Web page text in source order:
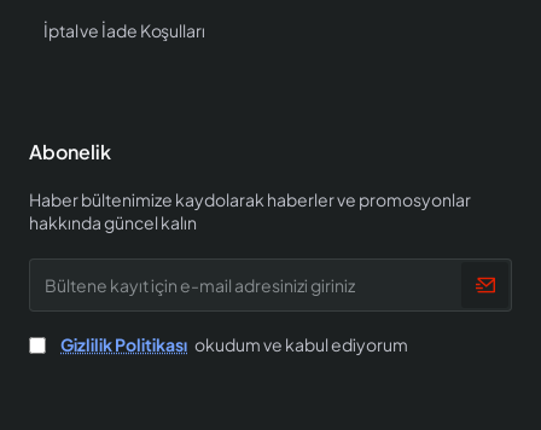
İptal ve İade Koşulları
Abonelik
Haber bültenimize kaydolarak haberler ve promosyonlar
hakkında güncel kalın
kayıt
için
e-
mail
Gizlilik Politikası okudum ve kabul ediyorum